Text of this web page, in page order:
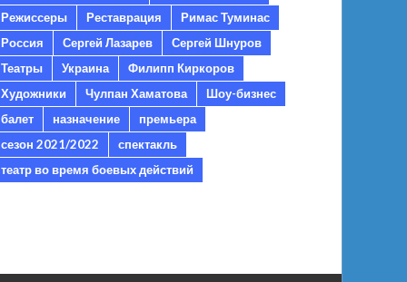
Режиссеры
Реставрация
Римас Туминас
Россия
Сергей Лазарев
Сергей Шнуров
Театры
Украина
Филипп Киркоров
Художники
Чулпан Хаматова
Шоу-бизнес
балет
назначение
премьера
сезон 2021/2022
спектакль
театр во время боевых действий